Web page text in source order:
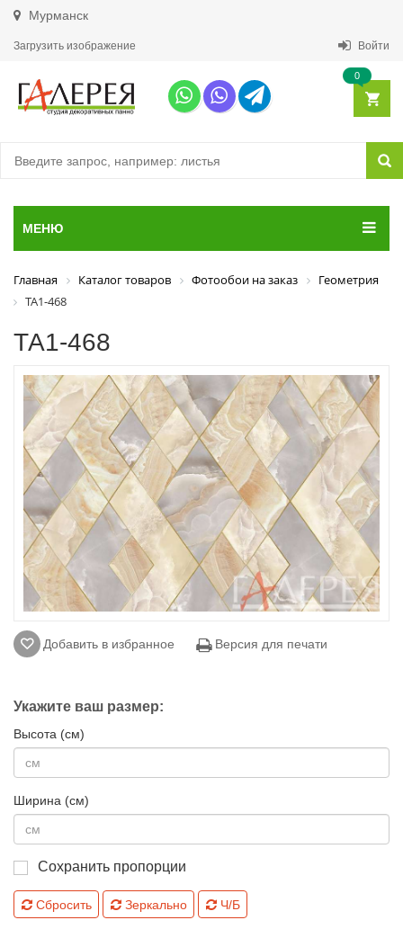
Мурманск
Загрузить изображение Войти
0
МЕНЮ
Главная Каталог товаров Фотообои на заказ
Геометрия
ТА1-468
ТА1-468
Добавить в избранное Версия для печати
Укажите ваш размер:
Высота (см)
Ширина (см)
Сохранить пропорции
Сбросить Зеркально Ч/Б